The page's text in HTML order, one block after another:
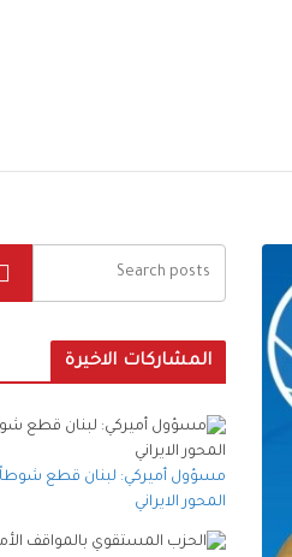
المشاركات الاخيرة
مسؤول أميركي: لبنان قطع شوطاً
المحور الايراني